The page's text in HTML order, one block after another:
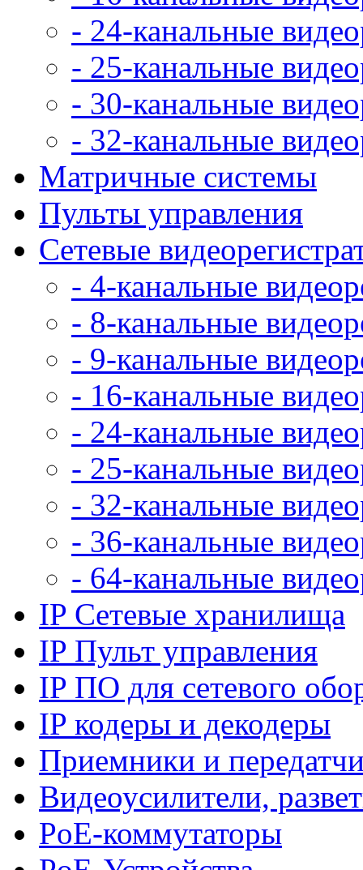
- 24-канальные
- 25-канальные
- 30-канальные
- 32-канальные
Матричные системы
Пульты управления
Сетевые
- 4-канальные
- 8-канальные
- 9-канальные
- 16-канальные
- 24-канальные
- 25-канальные
- 32-канальные
- 36-канальные
- 64-канальные
IP Сетевые хранилища
IP Пульт управления
IP ПО для сетевого
IP кодеры и декодеры
Приемники и
Видеоусилители,
PoE-коммутаторы